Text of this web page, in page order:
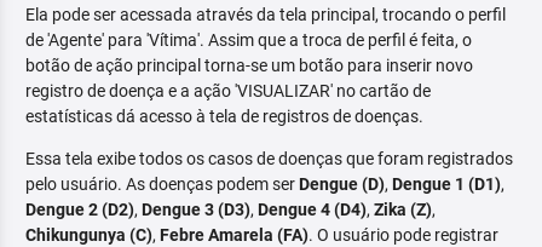
Ela pode ser acessada através da tela principal, trocando o perfil
de 'Agente' para 'Vítima'. Assim que a troca de perfil é feita, o
botão de ação principal torna-se um botão para inserir novo
registro de doença e a ação 'VISUALIZAR' no cartão de
estatísticas dá acesso à tela de registros de doenças.
Essa tela exibe todos os casos de doenças que foram registrados
pelo usuário. As doenças podem serDengue (D), Dengue 1 (D1),
Dengue 2 (D2), Dengue 3 (D3), Dengue 4 (D4), Zika (Z),
Chikungunya (C), Febre Amarela (FA). O usuário pode registrar